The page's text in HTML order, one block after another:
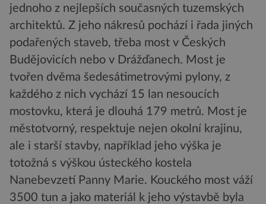
jednoho z nejlepších současných tuzemských
architektů. Z jeho nákresů pochází i řada jiných
podařených staveb, třeba most v Českých
Budějovicích nebo v Drážďanech. Most je
tvořen dvěma šedesátimetrovými pylony, z
každého z nich vychází 15 lan nesoucích
mostovku, která je dlouhá 179 metrů. Most je
městotvorný, respektuje nejen okolní krajinu,
ale i starší stavby, například jeho výška je
totožná s výškou ústeckého kostela
Nanebevzetí Panny Marie. Kouckého most váží
3500 tun a jako materiál k jeho výstavbě byla